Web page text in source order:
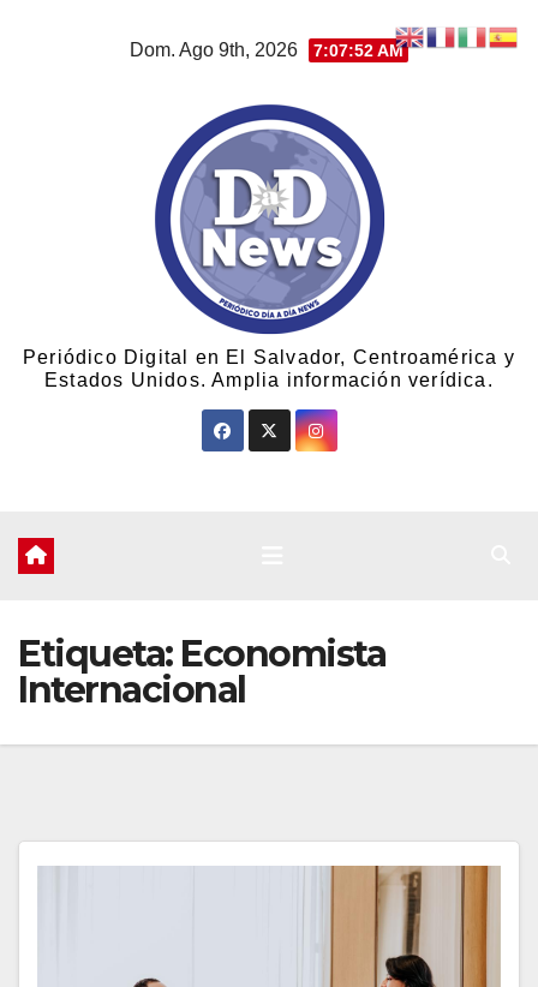
Dom. Ago 9th, 2026 7:07:52 AM
Periódico Digital en El Salvador, Centroamérica y
Estados Unidos. Amplia información verídica.
Etiqueta: Economista
Internacional